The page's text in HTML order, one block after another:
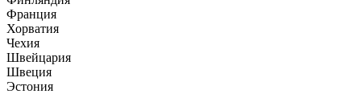
Франция
Хорватия
Чехия
Швейцария
Швеция
Эстония